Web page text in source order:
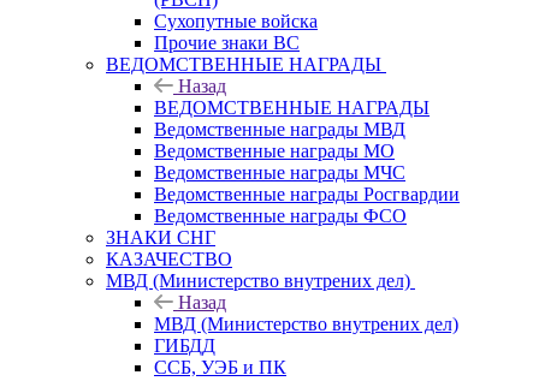
Сухопутные войска
Прочие знаки ВС
ВЕДОМСТВЕННЫЕ НАГРАДЫ
Назад
ВЕДОМСТВЕННЫЕ НАГРАДЫ
Ведомственные награды МВД
Ведомственные награды МО
Ведомственные награды МЧС
Ведомственные награды Росгвардии
Ведомственные награды ФСО
ЗНАКИ СНГ
КАЗАЧЕСТВО
МВД (Министерство внутрених дел)
Назад
МВД (Министерство внутрених дел)
ГИБДД
ССБ, УЭБ и ПК